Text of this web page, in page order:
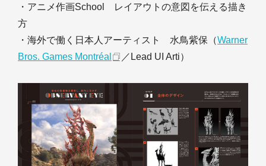
・アニメ作画School レイアウトの意図を伝える描き
方
・海外で働く日本人アーティスト 水鳥紫保（Warner
Bros. Games Montréal
／Lead UI Arti）